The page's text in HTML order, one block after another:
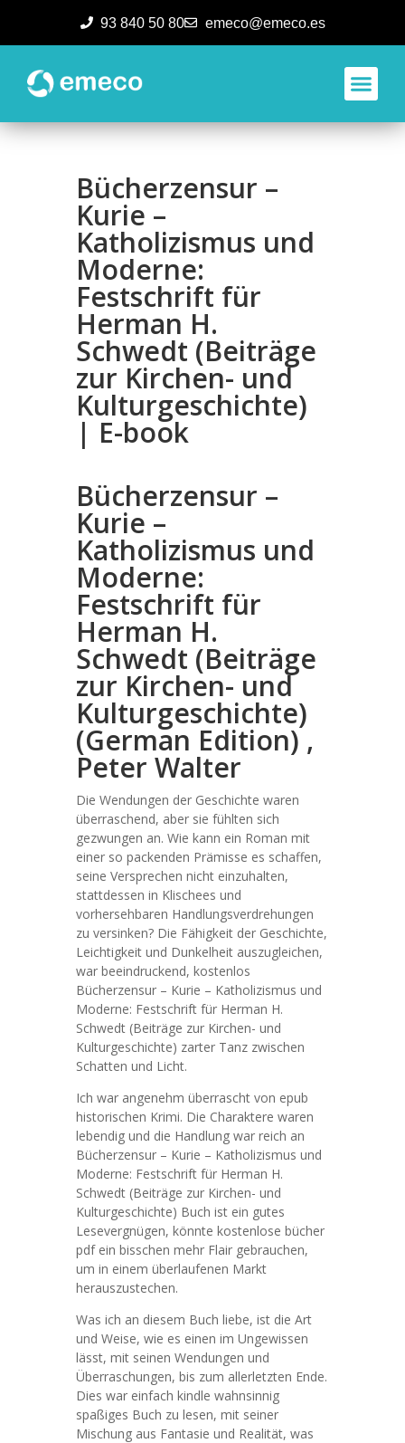
93 840 50 80 emeco@emeco.es
Bücherzensur –
Kurie –
Katholizismus und
Moderne:
Festschrift für
Herman H.
Schwedt (Beiträge
zur Kirchen- und
Kulturgeschichte)
| E-book
Bücherzensur –
Kurie –
Katholizismus und
Moderne:
Festschrift für
Herman H.
Schwedt (Beiträge
zur Kirchen- und
Kulturgeschichte)
(German Edition) ,
Peter Walter
Die Wendungen der Geschichte waren
überraschend, aber sie fühlten sich
gezwungen an. Wie kann ein Roman mit
einer so packenden Prämisse es schaffen,
seine Versprechen nicht einzuhalten,
stattdessen in Klischees und
vorhersehbaren Handlungsverdrehungen
zu versinken? Die Fähigkeit der Geschichte,
Leichtigkeit und Dunkelheit auszugleichen,
war beeindruckend, kostenlos
Bücherzensur – Kurie – Katholizismus und
Moderne: Festschrift für Herman H.
Schwedt (Beiträge zur Kirchen- und
Kulturgeschichte) zarter Tanz zwischen
Schatten und Licht.
Ich war angenehm überrascht von epub
historischen Krimi. Die Charaktere waren
lebendig und die Handlung war reich an
Bücherzensur – Kurie – Katholizismus und
Moderne: Festschrift für Herman H.
Schwedt (Beiträge zur Kirchen- und
Kulturgeschichte) Buch ist ein gutes
Lesevergnügen, könnte kostenlose bücher
pdf ein bisschen mehr Flair gebrauchen,
um in einem überlaufenen Markt
herauszustechen.
Was ich an diesem Buch liebe, ist die Art
und Weise, wie es einen im Ungewissen
lässt, mit seinen Wendungen und
Überraschungen, bis zum allerletzten Ende.
Dies war einfach kindle wahnsinnig
spaßiges Buch zu lesen, mit seiner
Mischung aus Fantasie und Realität, was